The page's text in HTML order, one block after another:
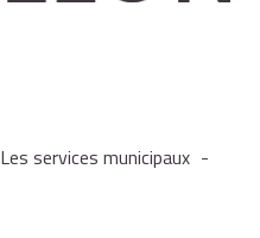
Les services municipaux -